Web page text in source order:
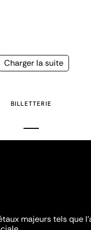
Page
Charger la suite
BILLETTERIE
majeurs tels que